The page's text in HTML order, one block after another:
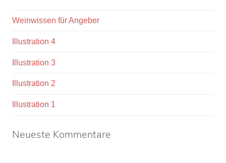
Weinwissen für Angeber
Illustration 4
Illustration 3
Illustration 2
Illustration 1
Neueste Kommentare